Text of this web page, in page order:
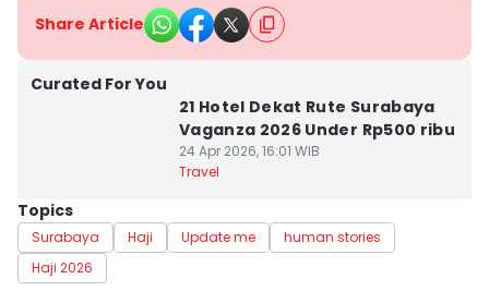
Share Article
Curated For You
21 Hotel Dekat Rute Surabaya
Vaganza 2026 Under Rp500 ribu
24 Apr 2026, 16:01 WIB
Travel
Topics
Surabaya Haji Update me
human stories
Haji 2026